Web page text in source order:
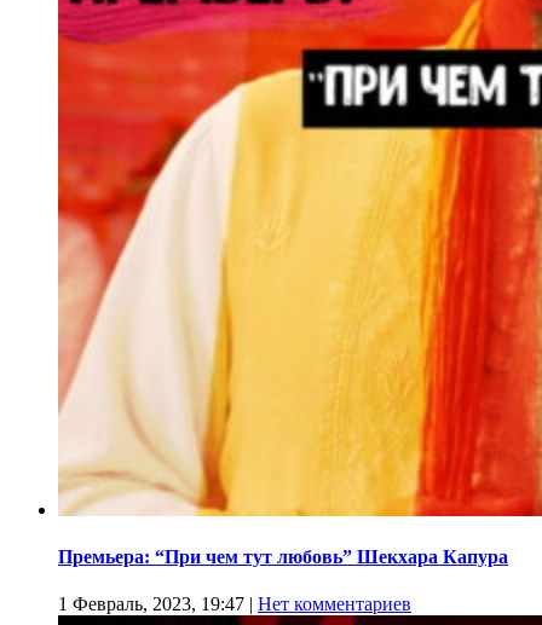
Премьера: “При чем тут любовь” Шекхара Капура
1 Февраль, 2023, 19:47 | Нет комментариев